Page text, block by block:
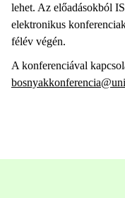
lehet. Az előadásokból
elektronikus
félév végén.
A konferenciával